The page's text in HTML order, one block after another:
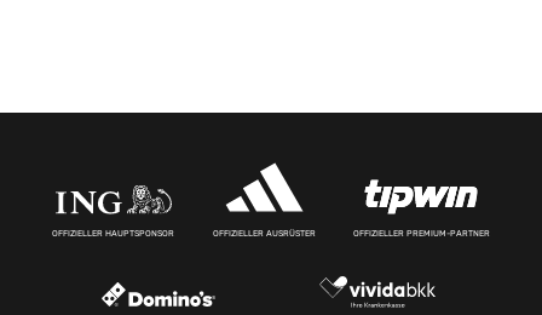
OFFIZIELLER HAUPTSPONSOR OFFIZIELLER AUSRÜSTER OFFIZIELLER PREMIUM-PARTNER